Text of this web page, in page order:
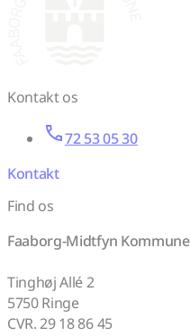
Kontakt os
72 53 05 30
Kontakt
Find os
Faaborg-Midtfyn Kommune
Tinghøj Allé 2
5750 Ringe
CVR. 29 18 86 45